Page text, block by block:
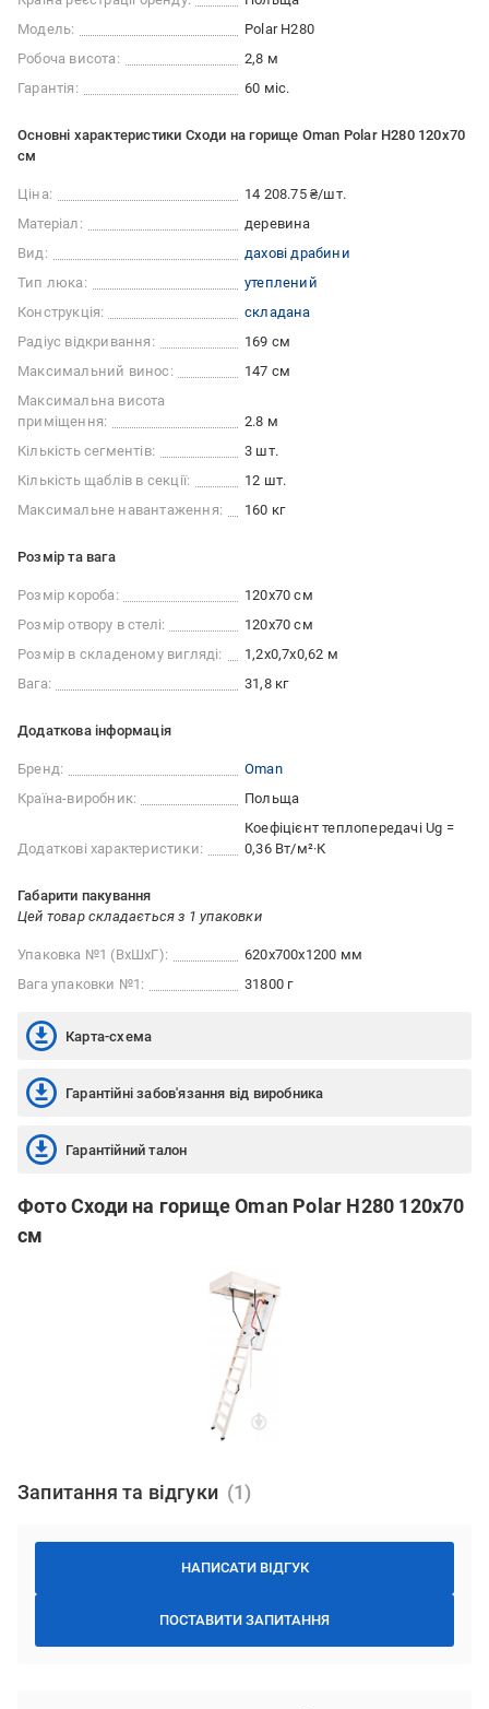
Модель:
Polar H280
Робоча висота:
2,8 м
Гарантія:
60 міс.
Основні характеристики Сходи на горище Oman Polar H280 120x70
см
Ціна:
14 208.75 ₴/шт.
Матеріал:
деревина
Вид:
дахові драбини
Тип люка:
утеплений
Конструкція:
складана
Радіус відкривання:
169 см
Максимальний винос:
147 см
Максимальна висота
приміщення:
2.8 м
Кількість сегментів:
3 шт.
Кількість щаблів в секції:
12 шт.
Максимальне навантаження:
160 кг
Розмір та вага
Розмір короба:
120x70 см
Розмір отвору в стелі:
120x70 см
Розмір в складеному вигляді:
1,2x0,7x0,62 м
Вага:
31,8 кг
Додаткова інформація
Бренд:
Oman
Країна-виробник:
Польща
Додаткові характеристики:
Коефіцієнт теплопередачі Ug =
0,36 Вт/м²·К
Габарити пакування
Цей товар складається з 1 упаковки
Упаковка №1 (ВхШхГ):
620x700x1200 мм
Вага упаковки №1:
31800 г
Карта-схема
Гарантійні забов'язання від виробника
Гарантійний талон
Фото Сходи на горище Oman Polar H280 120x70
см
Запитання та відгуки
НАПИСАТИ ВІДГУК
ПОСТАВИТИ ЗАПИТАННЯ